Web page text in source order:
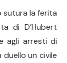
sutura la ferita
di D’Hubert
agli arresti di
un civile